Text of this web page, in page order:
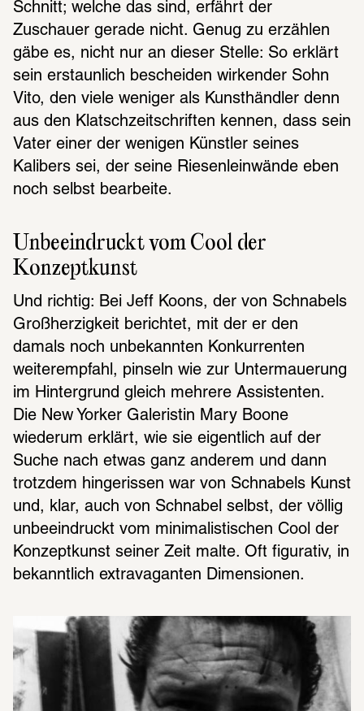
Schnitt; welche das sind, erfährt der
Zuschauer gerade nicht. Genug zu erzählen
gäbe es, nicht nur an dieser Stelle: So erklärt
sein erstaunlich bescheiden wirkender Sohn
Vito, den viele weniger als Kunsthändler denn
aus den Klatschzeitschriften kennen, dass sein
Vater einer der wenigen Künstler seines
Kalibers sei, der seine Riesenleinwände eben
noch selbst bearbeite.
Unbeeindruckt vom Cool der
Konzeptkunst
Und richtig: Bei Jeff Koons, der von Schnabels
Großherzigkeit berichtet, mit der er den
damals noch unbekannten Konkurrenten
weiterempfahl, pinseln wie zur Untermauerung
im Hintergrund gleich mehrere Assistenten.
Die New Yorker Galeristin Mary Boone
wiederum erklärt, wie sie eigentlich auf der
Suche nach etwas ganz anderem und dann
trotzdem hingerissen war von Schnabels Kunst
und, klar, auch von Schnabel selbst, der völlig
unbeeindruckt vom minimalistischen Cool der
Konzeptkunst seiner Zeit malte. Oft figurativ, in
bekanntlich extravaganten Dimensionen.